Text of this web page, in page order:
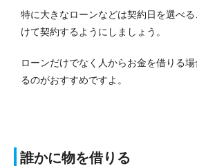
特に大きなローンなどは契約日を選べ
けて契約するようにしましょう。
ローンだけでなく人からお金を借りる
るのがおすすめですよ。
誰かに物を借りる